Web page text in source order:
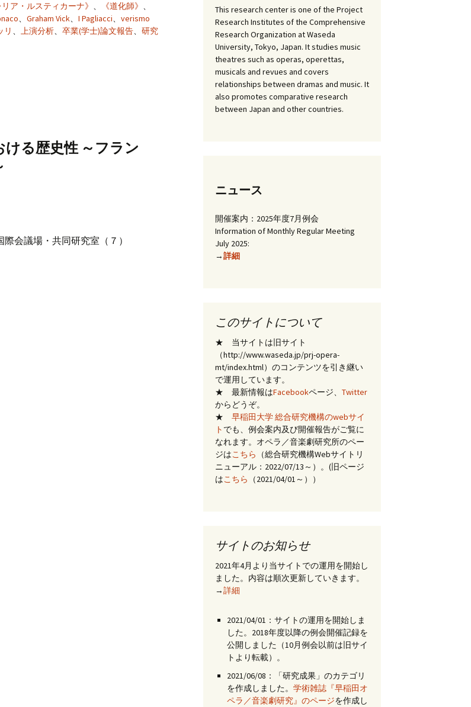
「歌劇の上演状況に関
する研究：歌劇場プロ
グラムのデータベース
化に向けて」WG
「オペラ研究の諸問
リア・ルスティカーナ》 、 《道化師》 、
、 Graham Vick、 I Pagliacci、 verismo
リ 、 上演分析、 卒業(学士)論文報告、 研究
る歴史性 ～フラン
会議場・共同研究室（７）
ラ研究会）
This research center is one of the Project
Research Institutes of the Comprehensive
Research Organization at Waseda
University, Tokyo, Japan. It studies music
theatres such as operas, operettas,
musicals and revues and covers
relationships between dramas and music. It
also promotes comparative research
between Japan and other countries.
ニュース
開催案内：2025年度7月例会
Information of Monthly Regular Meeting
July 2025:
→詳細
このサイトについて
★ 当サイトは旧サイト
（http://www.waseda.jp/prj-opera-
mt/index.html）のコンテンツを引き継い
で運用しています。
★ 最新情報はFacebookページ、 Twitter
からどうぞ。
★ 早稲田大学 総合研究機構のwebサイ
ト でも、例会案内及び開催報告がご覧に
なれます。オペラ／音楽劇研究所のペー
ジはこちら
（総合研究機構Webサイトリ
ニューアル：2022/07/13～）。(旧ページ
はこちら （2021/04/01～））
サイトのお知らせ
2021年4月より当サイトでの運用を開始し
ました。内容は順次更新していきます。
→詳細
2021/04/01：サイトの運用を開始しま
した。2018年度以降の例会開催記録を
公開しました（10月例会以前は旧サイ
トより転載）。
2021/06/08：「研究成果」のカテゴリ
を作成しました。 学術雑誌『早稲田オ
ペラ／音楽劇研究』のページを作成し